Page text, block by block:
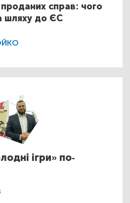
проданих справ: чого
шляху до ЄС
ігри» по-